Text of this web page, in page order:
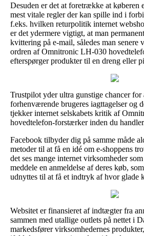
Desuden er det at foretrække at køberen
mest vitale regler der kan spille ind i
f.eks. hvilken returpolitik internet
er det ydermere vigtigt, at man
kvittering på e-mail, således man senere
ordren af Omnitronic LH-030
efterspørger produkter til en dreng eller
Trustpilot yder ultra gunstige chancer
forhenværende brugeres iagttagelser og
tjekker internet selskabets kritik af
hovedtelefon-forstærker inden du
Facebook tilbyder dig på samme måde
metoder til at få en idé om e-shoppens
det ses mange internet virksomheder
meddele en anmeldelse af deres køb,
udnyttes til at få et indtryk af hvor glade
Websitet er finansieret af indtægter fra
sammen med utallige outlets på nettet i
markedsfører virksomhedernes